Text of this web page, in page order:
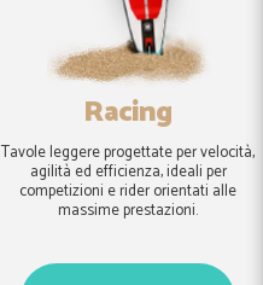
Racing
Tavole leggere progettate per velocità,
agilità ed efficienza, ideali per
competizioni e rider orientati alle
massime prestazioni.